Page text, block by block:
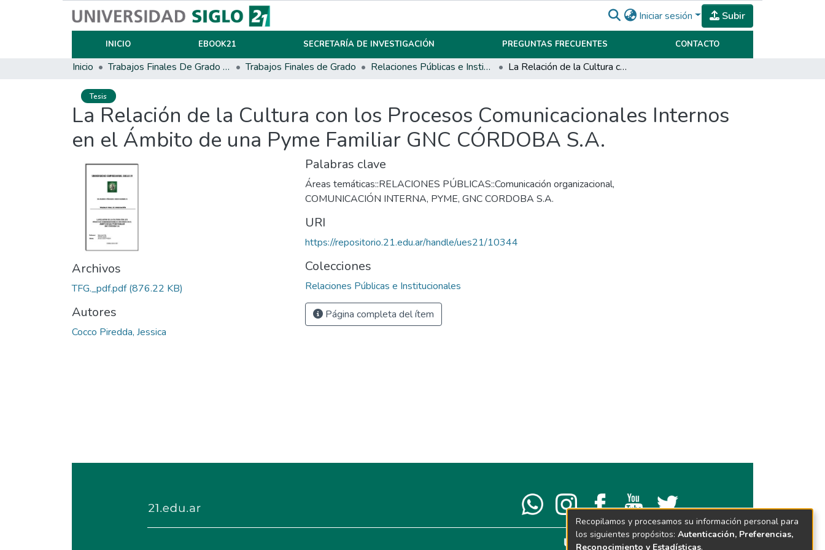
Iniciar sesión Subir
INICIO EBOOK21 SECRETARÍA DE INVESTIGACIÓN PREGUNTAS FRECUENTES CONTACTO
Inicio Trabajos Finales De Grado Y Posgrado Trabajos Finales de Grado Relaciones Públicas e Institucionales La Relación de la Cultura con los Procesos Comunicacionales Internos en el Ámbito de una Pyme Familiar GNC CÓRDOBA S.A.
Tesis
La Relación de la Cultura con los Procesos Comunicacionales Internos
en el Ámbito de una Pyme Familiar GNC CÓRDOBA S.A.
Archivos
TFG._pdf.pdf(876.22 KB)
Autores
Cocco Piredda, Jessica
Palabras clave
Áreas temáticas::RELACIONES PÚBLICAS::Comunicación organizacional,
COMUNICACIÓN INTERNA, PYME, GNC CORDOBA S.A.
URI
https://repositorio.21.edu.ar/handle/ues21/10344
Colecciones
Relaciones Públicas e Institucionales
Página completa del ítem
Recopilamos y procesamos su información personal para
los siguientes propósitos: Autenticación, Preferencias,
Reconocimiento y Estadísticas.